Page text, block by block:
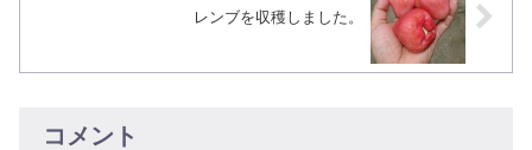
レンブを収穫しました。
コメント